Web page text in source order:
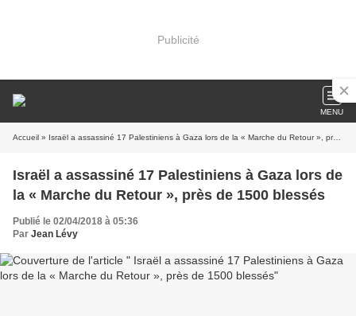
Publicité
MENU
Accueil » Israël a assassiné 17 Palestiniens à Gaza lors de la « Marche du Retour », près de 1500 blessés
Israël a assassiné 17 Palestiniens à Gaza lors de
la « Marche du Retour », près de 1500 blessés
Publié le 02/04/2018 à 05:36
Par Jean Lévy